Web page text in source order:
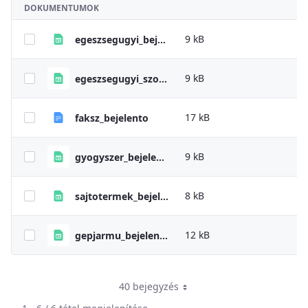
DOKUMENTUMOK
egeszsegugyi_bejelento_sajat_hataskor 9 kB
egeszsegugyi_szolgaltatas_bejelento_sajat_hataskor 9 kB
faksz_bejelento 17 kB
gyogyszer_bejelento_sajat_hataskor 9 kB
sajtotermek_bejelento_sajat_hataskor 8 kB
gepjarmu_bejelento_sajat_hataskor 12 kB
40 bejegyzés